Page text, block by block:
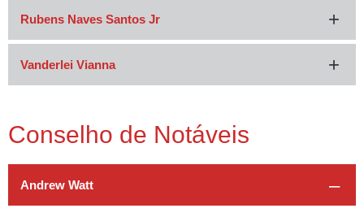
Rubens Naves Santos Jr
Vanderlei Vianna
Conselho de Notáveis
Andrew Watt